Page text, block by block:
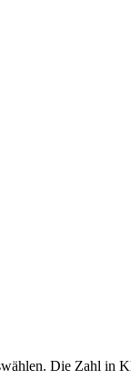
Die Zahl in